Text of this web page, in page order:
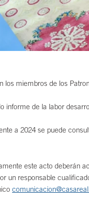
los miembros de los
informe de la labor
a 2024 se puede
este acto deberán
un responsable